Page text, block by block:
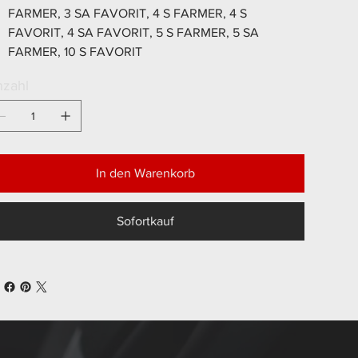
FARMER, 3 SA FAVORIT, 4 S FARMER, 4 S
FAVORIT, 4 SA FAVORIT, 5 S FARMER, 5 SA
FARMER, 10 S FAVORIT
In den Warenkorb
Sofortkauf